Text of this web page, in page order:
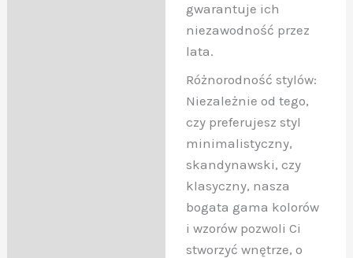
gwarantuje ich
niezawodność przez
lata.
Różnorodność stylów:
Niezależnie od tego,
czy preferujesz styl
minimalistyczny,
skandynawski, czy
klasyczny, nasza
bogata gama kolorów
i wzorów pozwoli Ci
stworzyć wnętrze, o